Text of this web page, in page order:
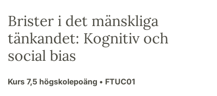
Brister i det mänskliga
tänkandet: Kognitiv och
social bias
Kurs 7,5 högskolepoäng • FTUC01